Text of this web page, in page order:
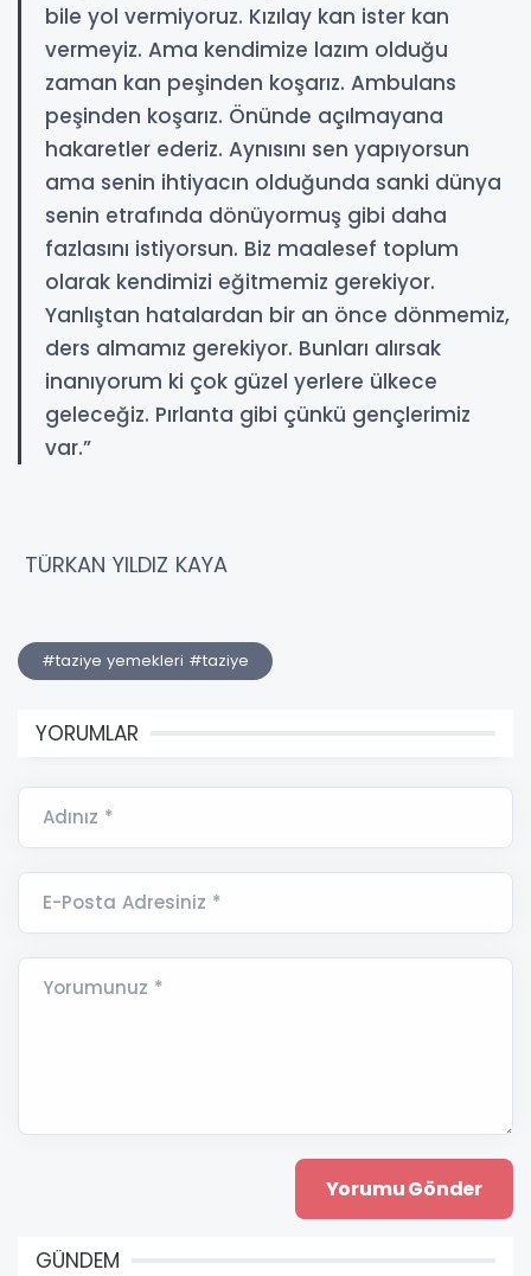
bile yol vermiyoruz. Kızılay kan ister kan
vermeyiz. Ama kendimize lazım olduğu
zaman kan peşinden koşarız. Ambulans
peşinden koşarız. Önünde açılmayana
hakaretler ederiz. Aynısını sen yapıyorsun
ama senin ihtiyacın olduğunda sanki dünya
senin etrafında dönüyormuş gibi daha
fazlasını istiyorsun. Biz maalesef toplum
olarak kendimizi eğitmemiz gerekiyor.
Yanlıştan hatalardan bir an önce dönmemiz,
ders almamız gerekiyor. Bunları alırsak
inanıyorum ki çok güzel yerlere ülkece
geleceğiz. Pırlanta gibi çünkü gençlerimiz
var.”
TÜRKAN YILDIZ KAYA
#taziye yemekleri #taziye
YORUMLAR
Adınız *
E-Posta Adresiniz *
Yorumunuz *
GÜNDEM